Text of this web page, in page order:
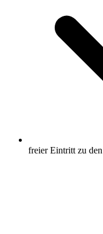
freier Eintritt zu